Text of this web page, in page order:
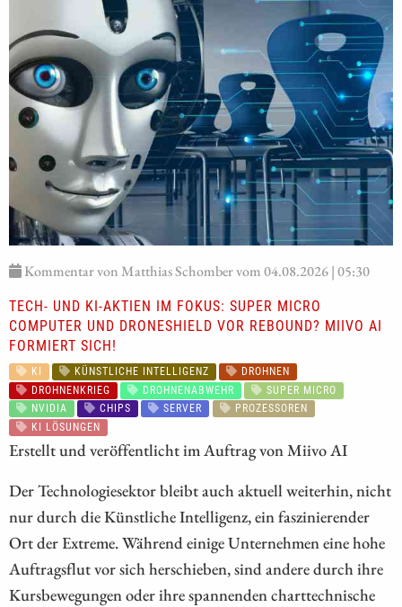
Kommentar von Matthias Schomber vom 04.08.2026 | 05:30
TECH- UND KI-AKTIEN IM FOKUS: SUPER MICRO
COMPUTER UND DRONESHIELD VOR REBOUND? MIIVO AI
FORMIERT SICH!
KI KÜNSTLICHE INTELLIGENZ
DROHNEN
DROHNENKRIEG
DROHNENABWEHR
SUPER MICRO
NVIDIA
CHIPS SERVER
PROZESSOREN
KI LÖSUNGEN
Erstellt und veröffentlicht im Auftrag von Miivo AI
Der Technologiesektor bleibt auch aktuell weiterhin, nicht
nur durch die Künstliche Intelligenz, ein faszinierender
Ort der Extreme. Während einige Unternehmen eine hohe
Auftragsflut vor sich herschieben, sind andere durch ihre
Kursbewegungen oder ihre spannenden charttechnische